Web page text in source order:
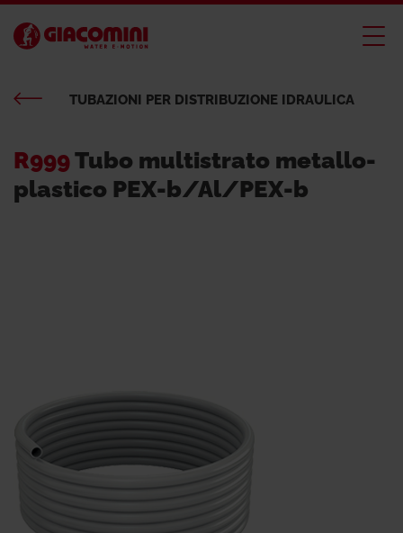
TUBAZIONI PER DISTRIBUZIONE IDRAULICA
R999Tubo multistrato metallo-
plastico PEX-b/Al/PEX-b